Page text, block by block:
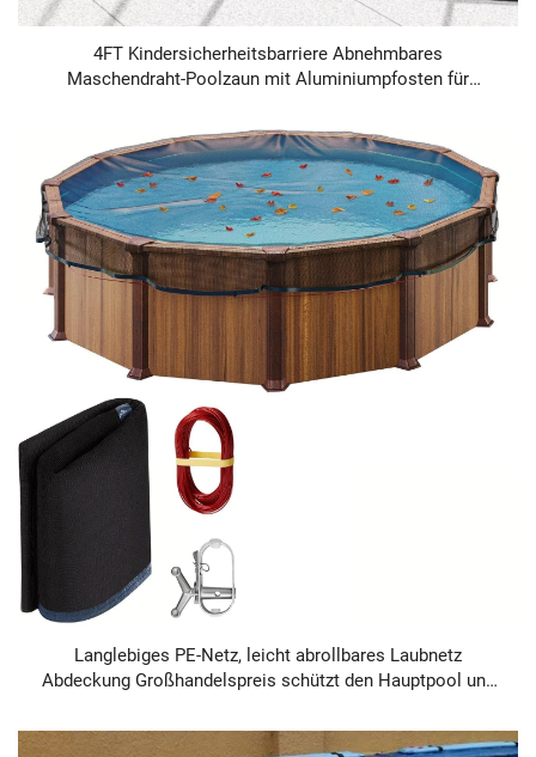
4FT Kindersicherheitsbarriere Abnehmbares
Maschendraht-Poolzaun mit Aluminiumpfosten für
Langlebiges PE-Netz, leicht abrollbares Laubnetz
Abdeckung Großhandelspreis schützt den Hauptpool und